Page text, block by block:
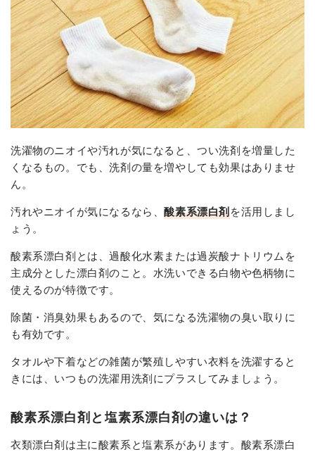
洗濯物のニオイや汚れが気になると、つい洗剤を増量した
くなるもの。でも、洗剤の量を増やしても効果はありませ
ん。
汚れやニオイが気になるなら、酸素系漂白剤を活用しまし
ょう。
酸素系漂白剤とは、過酸化水素または過炭酸ナトリウムを
主成分とした漂白剤のこと。水洗いできる白物や色柄物に
使えるのが特徴です。
除菌・消臭効果もあるので、気になる洗濯物の臭い取りに
も有効です。
タオルや下着などの雑菌が繁殖しやすい衣料を洗濯すると
きには、いつもの洗濯用洗剤にプラスしてみましょう。
酸素系漂白剤と塩素系漂白剤の違いは？
衣類漂白剤は主に酸素系と塩素系があります。酸素系漂白